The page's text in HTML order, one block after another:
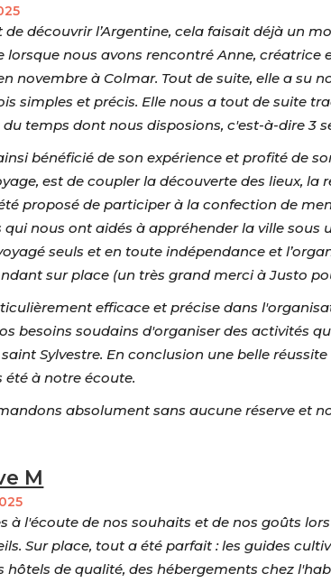
de découvrir l’Argentine, cela faisait déjà un
nous avons rencontré Anne, créatrice
novembre à Colmar. Tout de suite, elle a su
simples et précis. Elle nous a tout de suite
temps dont nous disposions, c'est-à-dire 3
bénéficié de son expérience et profité de
est de coupler la découverte des lieux,
proposé de participer à la confection de
qui nous ont aidés à appréhender la ville
seuls et en toute indépendance et
sur place (un très grand merci à Justo
efficace et précise dans
besoins soudains d'organiser des activités
Sylvestre. En conclusion une belle
à notre écoute.
absolument sans aucune réserve et
M
à l'écoute de nos souhaits et de nos goûts
Sur place, tout a été parfait : les guides
hôtels de qualité, des hébergements chez